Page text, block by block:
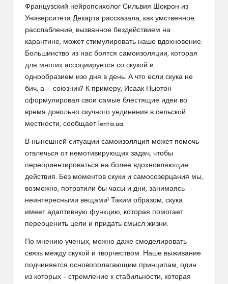
Французский нейропсихолог Сильвия Шокрон из
Университета Декарта рассказала, как умственное
расслабление, вызванное бездействием на
карантине, может стимулировать наше вдохновение.
Большинство из нас боятся самоизоляции, которая
для многих ассоциируется со скукой и
однообразием изо дня в день. А что если скука не
бич, а — союзник? К примеру, Исаак Ньютон
сформулировал свои самые блестящие идеи во
время довольно скучного уединения в сельской
местности, сообщает lenta.ua.
В нынешней ситуации самоизоляция может помочь
отвлечься от немотивирующих задач, чтобы
переориентироваться на более вдохновляющие
действия. Без моментов скуки и самосозерцания мы,
возможно, потратили бы часы и дни, занимаясь
неинтересными вещами! Таким образом, скука
имеет адаптивную функцию, которая помогает
переоценить цели и придать смысл жизни.
По мнению ученых, можно даже смоделировать
связь между скукой и творчеством. Наше выживание
подчиняется основополагающим принципам, один
из которых – стремление к стабильности, которая